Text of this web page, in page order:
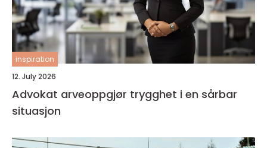
inspiration
12. July 2026
Advokat arveoppgjør trygghet i en sårbar
situasjon